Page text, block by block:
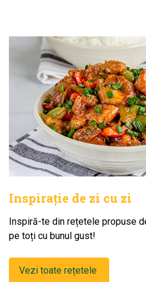
Inspirație de zi cu zi
Inspiră-te din rețetele propuse
pe toți cu bunul gust!
Vezi toate rețetele